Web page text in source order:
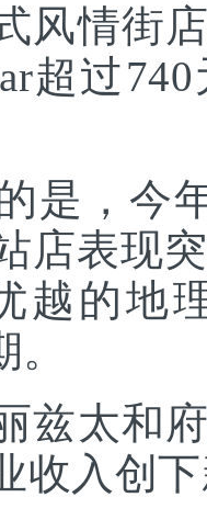
风情街
超过
，今年
店表现
越的地
太和府
收入创